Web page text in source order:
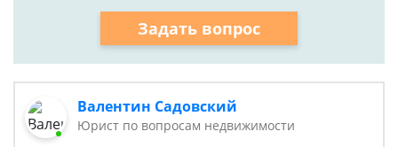
Задать вопрос
Валентин Садовский
Юрист по вопросам недвижимости